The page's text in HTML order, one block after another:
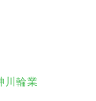
川輪業